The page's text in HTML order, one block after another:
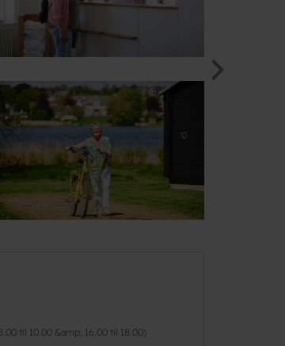
til 10.00 &amp; 16.00 til 18.00)